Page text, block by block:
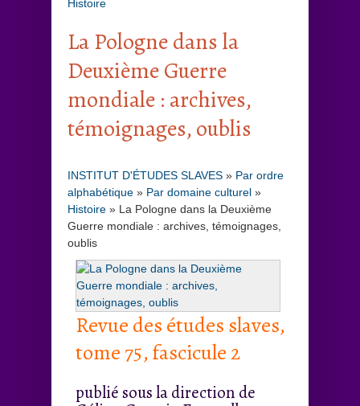
Histoire
La Pologne dans la
Deuxième Guerre
mondiale : archives,
témoignages, oublis
INSTITUT D'ÉTUDES SLAVES » Par ordre
alphabétique » Par domaine culturel »
Histoire » La Pologne dans la Deuxième
Guerre mondiale : archives, témoignages,
oublis
Revue des études slaves,
tome 75, fascicule 2
publié sous la direction de